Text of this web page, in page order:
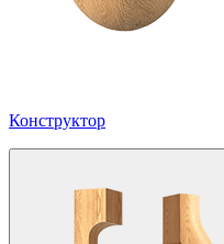
Конструктор